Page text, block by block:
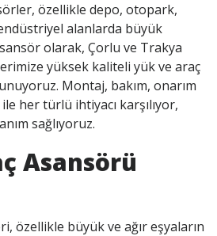
özellikle depo, otopark,
alanlarda büyük
olarak, Çorlu ve Trakya
yüksek kaliteli yük ve araç
Montaj, bakım, onarım
her türlü ihtiyacı karşılıyor,
sağlıyoruz.
Asansörü
özellikle büyük ve ağır eşyaların